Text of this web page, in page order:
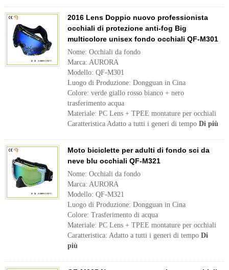
2016 Lens Doppio nuovo professionista
occhiali di protezione anti-fog Big
multicolore unisex fondo occhiali QF-M301
Nome: Occhiali da fondo
Marca: AURORA
Modello: QF-M301
Luogo di Produzione: Dongguan in Cina
Colore: verde giallo rosso bianco + nero
trasferimento acqua
Materiale: PC Lens + TPEE montature per occhiali
Caratteristica Adatto a tutti i generi di tempo Di più
Moto biciclette per adulti di fondo sci da
neve blu occhiali QF-M321
Nome: Occhiali da fondo
Marca: AURORA
Modello: QF-M321
Luogo di Produzione: Dongguan in Cina
Colore: Trasferimento di acqua
Materiale: PC Lens + TPEE montature per occhiali
Caratteristica: Adatto a tutti i generi di tempo Di
più